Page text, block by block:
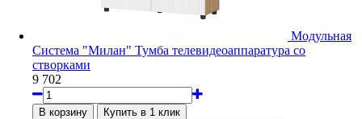
Модульная
Система "Милан" Тумба телевидеоаппаратура со
створками
9 702